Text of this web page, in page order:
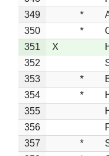
349
*
350
*
351
X
352
353
*
354
*
355
356
357
*